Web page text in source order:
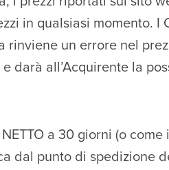
in qualsiasi momento.
rinviene un errore nel
darà all’Acquirente la
a 30 giorni (o
dal punto di spedizione